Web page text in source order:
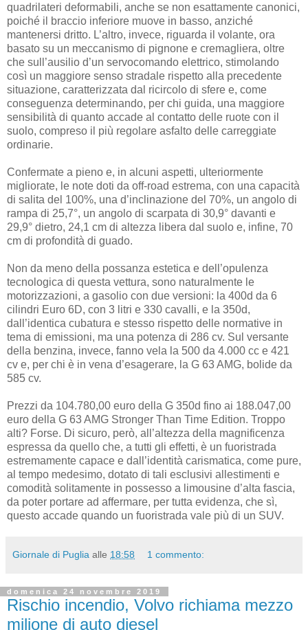
quadrilateri deformabili, anche se non esattamente canonici,
poiché il braccio inferiore muove in basso, anziché
mantenersi dritto. L’altro, invece, riguarda il volante, ora
basato su un meccanismo di pignone e cremagliera, oltre
che sull’ausilio d’un servocomando elettrico, stimolando
così un maggiore senso stradale rispetto alla precedente
situazione, caratterizzata dal ricircolo di sfere e, come
conseguenza determinando, per chi guida, una maggiore
sensibilità di quanto accade al contatto delle ruote con il
suolo, compreso il più regolare asfalto delle carreggiate
ordinarie.
Confermate a pieno e, in alcuni aspetti, ulteriormente
migliorate, le note doti da off-road estrema, con una capacità
di salita del 100%, una d’inclinazione del 70%, un angolo di
rampa di 25,7°, un angolo di scarpata di 30,9° davanti e
29,9° dietro, 24,1 cm di altezza libera dal suolo e, infine, 70
cm di profondità di guado.
Non da meno della possanza estetica e dell’opulenza
tecnologica di questa vettura, sono naturalmente le
motorizzazioni, a gasolio con due versioni: la 400d da 6
cilindri Euro 6D, con 3 litri e 330 cavalli, e la 350d,
dall’identica cubatura e stesso rispetto delle normative in
tema di emissioni, ma una potenza di 286 cv. Sul versante
della benzina, invece, fanno vela la 500 da 4.000 cc e 421
cv e, per chi è in vena d’esagerare, la G 63 AMG, bolide da
585 cv.
Prezzi da 104.780,00 euro della G 350d fino ai 188.047,00
euro della G 63 AMG Stronger Than Time Edition. Troppo
alti? Forse. Di sicuro, però, all’altezza della magnificenza
espressa da quello che, a tutti gli effetti, è un fuoristrada
estremamente capace e dall’identità carismatica, come pure,
al tempo medesimo, dotato di tali esclusivi allestimenti e
comodità solitamente in possesso a limousine d’alta fascia,
da poter portare ad affermare, per tutta evidenza, che sì,
questo accade quando un fuoristrada vale più di un SUV.
Giornale di Puglia alle 18:58 1 commento:
domenica 24 novembre 2019
Rischio incendio, Volvo richiama mezzo
milione di auto diesel